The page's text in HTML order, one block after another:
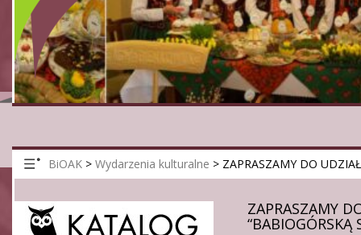
BiOAK > Wydarzenia kulturalne > ZAPRASZAMY DO
ZAPRASZAMY
“BABIOGÓRSKĄ